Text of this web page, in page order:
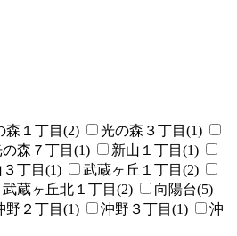
森１丁目(2)
光の森３丁目(1)
森７丁目(1)
新山１丁目(1)
３丁目(1)
武蔵ヶ丘１丁目(2)
武蔵ヶ丘北１丁目(2)
向陽台(5)
野２丁目(1) 沖野３丁目(1)
沖